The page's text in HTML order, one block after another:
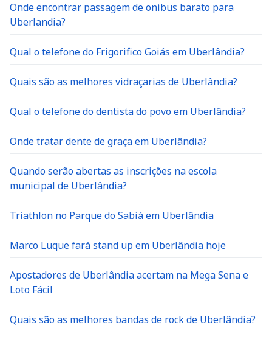
Onde encontrar passagem de onibus barato para
Uberlandia?
Qual o telefone do Frigorifico Goiás em Uberlândia?
Quais são as melhores vidraçarias de Uberlândia?
Qual o telefone do dentista do povo em Uberlândia?
Onde tratar dente de graça em Uberlândia?
Quando serão abertas as inscrições na escola
municipal de Uberlândia?
Triathlon no Parque do Sabiá em Uberlândia
Marco Luque fará stand up em Uberlândia hoje
Apostadores de Uberlândia acertam na Mega Sena e
Loto Fácil
Quais são as melhores bandas de rock de Uberlândia?